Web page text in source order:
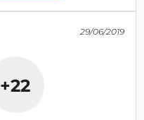
29/06/2019
+22